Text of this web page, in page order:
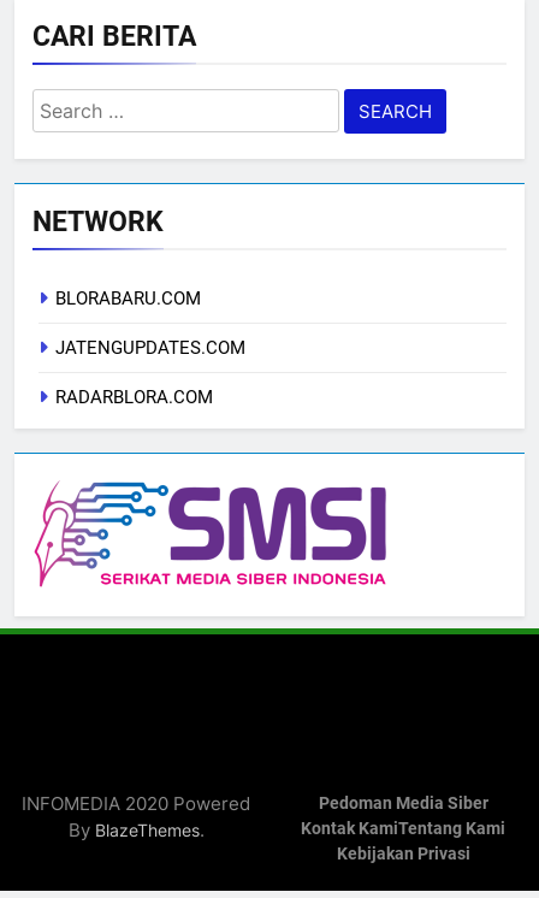
CARI BERITA
Search
for:
NETWORK
BLORABARU.COM
JATENGUPDATES.COM
RADARBLORA.COM
INFOMEDIA 2020 Powered
By BlazeThemes.
Pedoman Media Siber
Kontak KamiTentang Kami
Kebijakan Privasi